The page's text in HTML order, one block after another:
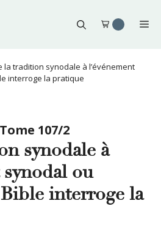
la tradition synodale à l’événement
interroge la pratique
107/2
synodale à
synodal ou
interroge la